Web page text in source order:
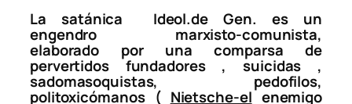
La satánica Ideol.de Gen. es un
engendro marxisto-comunista,
elaborado por una comparsa de
pervertidos fundadores , suicidas ,
sadomasoquistas, pedofilos,
politoxicómanos ( Nietsche-elenemigo